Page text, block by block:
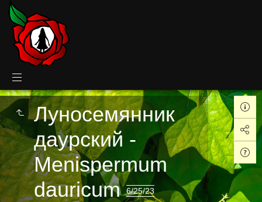
Луносемянник
даурский -
Menispermum
dauricum6/25/23